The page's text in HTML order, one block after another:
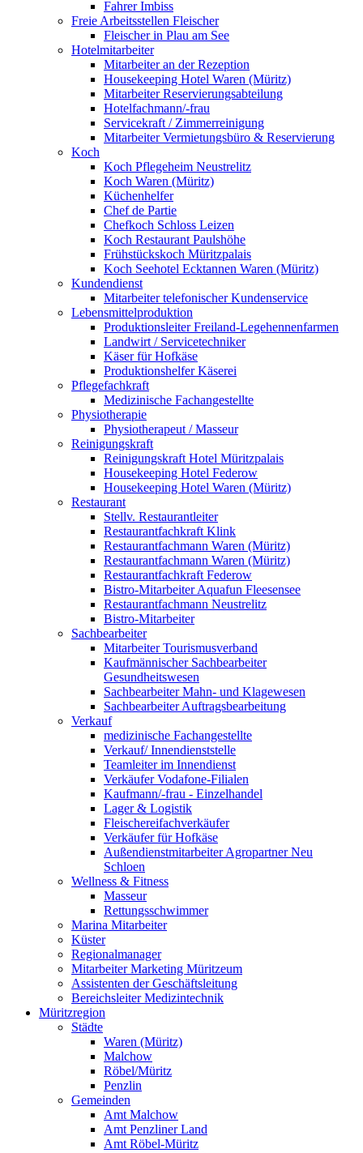
Fahrer Imbiss
Freie Arbeitsstellen Fleischer
Fleischer in Plau am See
Hotelmitarbeiter
Mitarbeiter an der Rezeption
Housekeeping Hotel Waren (Müritz)
Mitarbeiter Reservierungsabteilung
Hotelfachmann/-frau
Servicekraft / Zimmerreinigung
Mitarbeiter Vermietungsbüro & Reservierung
Koch
Koch Pflegeheim Neustrelitz
Koch Waren (Müritz)
Küchenhelfer
Chef de Partie
Chefkoch Schloss Leizen
Koch Restaurant Paulshöhe
Frühstückskoch Müritzpalais
Koch Seehotel Ecktannen Waren (Müritz)
Kundendienst
Mitarbeiter telefonischer Kundenservice
Lebensmittelproduktion
Produktionsleiter Freiland-Legehennenfarmen
Landwirt / Servicetechniker
Käser für Hofkäse
Produktionshelfer Käserei
Pflegefachkraft
Medizinische Fachangestellte
Physiotherapie
Physiotherapeut / Masseur
Reinigungskraft
Reinigungskraft Hotel Müritzpalais
Housekeeping Hotel Federow
Housekeeping Hotel Waren (Müritz)
Restaurant
Stellv. Restaurantleiter
Restaurantfachkraft Klink
Restaurantfachmann Waren (Müritz)
Restaurantfachmann Waren (Müritz)
Restaurantfachkraft Federow
Bistro-Mitarbeiter Aquafun Fleesensee
Restaurantfachmann Neustrelitz
Bistro-Mitarbeiter
Sachbearbeiter
Mitarbeiter Tourismusverband
Kaufmännischer Sachbearbeiter
Gesundheitswesen
Sachbearbeiter Mahn- und Klagewesen
Sachbearbeiter Auftragsbearbeitung
Verkauf
medizinische Fachangestellte
Verkauf/ Innendienststelle
Teamleiter im Innendienst
Verkäufer Vodafone-Filialen
Kaufmann/-frau - Einzelhandel
Lager & Logistik
Fleischereifachverkäufer
Verkäufer für Hofkäse
Außendienstmitarbeiter Agropartner Neu
Schloen
Wellness & Fitness
Masseur
Rettungsschwimmer
Marina Mitarbeiter
Küster
Regionalmanager
Mitarbeiter Marketing Müritzeum
Assistenten der Geschäftsleitung
Bereichsleiter Medizintechnik
Müritzregion
Städte
Waren (Müritz)
Malchow
Röbel/Müritz
Penzlin
Gemeinden
Amt Malchow
Amt Penzliner Land
Amt Röbel-Müritz